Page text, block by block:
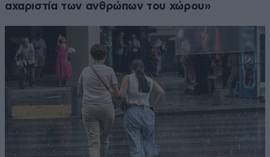
αχαριστία των ανθρώπων του χώρου»